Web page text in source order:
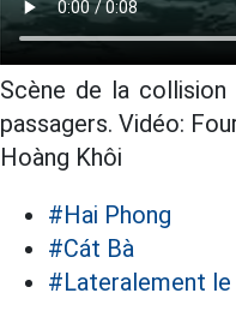
Scène de la
passagers. Vidéo:
Hoàng Khôi
#Hai Phong
#Cát Bà
#Lateralement le